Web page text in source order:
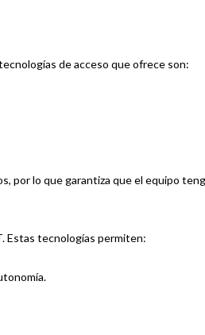
de acceso que ofrece son:
por lo que garantiza que el equipo
Estas tecnologías permiten: